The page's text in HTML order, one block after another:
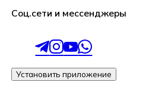
Соц.сети и мессенджеры
Установить приложение